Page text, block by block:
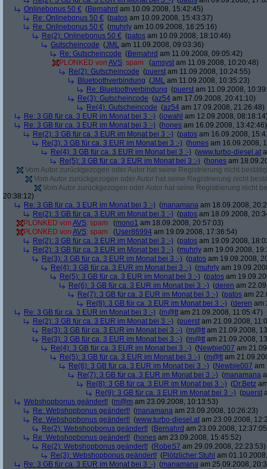
Onlinebonus 50 € (Bernahrd am 10.09.2008, 15:42:45)
Re: Onlinebonus 50 € (patos am 10.09.2008, 15:43:37)
Re: Onlinebonus 50 € (muhrly am 10.09.2008, 16:25:16)
Re(2): Onlinebonus 50 € (patos am 10.09.2008, 18:10:46)
Gutscheincode (JML am 11.09.2008, 09:03:36)
Re: Gutscheincode (Bernahrd am 11.09.2008, 09:05:42)
PLONKED von AVS: spam (amsyst am 11.09.2008, 10:20:48)
Re(2): Gutscheincode (puerst am 11.09.2008, 10:24:55)
Bluetoothverbindung (JML am 11.09.2008, 10:35:23)
Re: Bluetoothverbindung (puerst am 11.09.2008,
Re(3): Gutscheincode (az54 am 17.09.2008, 20:41:10)
Re(4): Gutscheincode (az54 am 17.09.2008, 21:26:48)
Re: 3 GB für ca. 3 EUR im Monat bei 3 :-) (jowahl am 12.09.2008,
Re: 3 GB für ca. 3 EUR im Monat bei 3 :-) (hones am 16.09.2008, 13:42:46)
Re(2): 3 GB für ca. 3 EUR im Monat bei 3 :-) (patos am 16.09.2008,
Re(3): 3 GB für ca. 3 EUR im Monat bei 3 :-) (hones am 16.09.2008,
Re(4): 3 GB für ca. 3 EUR im Monat bei 3 :-) (www.turbo-diesel.at
Re(5): 3 GB für ca. 3 EUR im Monat bei 3 :-) (hones am
Vom Autor zurückgezogen oder Autor hat seine Registrierung nicht
Vom Autor zurückgezogen oder Autor hat seine Registrierung nicht
Vom Autor zurückgezogen oder Autor hat seine Registrierung nicht
20:38:12)
Re: 3 GB für ca. 3 EUR im Monat bei 3 :-) (manamana am 18.09.2008,
Re(2): 3 GB für ca. 3 EUR im Monat bei 3 :-) (patos am 18.09.2008,
PLONKED von AVS: spam (mono1 am 18.09.2008, 20:57:03)
PLONKED von AVS: spam (User86994 am 19.09.2008, 17:36:54)
Re(2): 3 GB für ca. 3 EUR im Monat bei 3 :-) (patos am 19.09.2008,
Re(2): 3 GB für ca. 3 EUR im Monat bei 3 :-) (muhrly am 19.09.2008,
Re(3): 3 GB für ca. 3 EUR im Monat bei 3 :-) (patos am 19.09.2008,
Re(4): 3 GB für ca. 3 EUR im Monat bei 3 :-) (muhrly am
Re(5): 3 GB für ca. 3 EUR im Monat bei 3 :-) (patos am
Re(6): 3 GB für ca. 3 EUR im Monat bei 3 :-) (deren am
Re(7): 3 GB für ca. 3 EUR im Monat bei 3 :-) (patos am
Re(8): 3 GB für ca. 3 EUR im Monat bei 3 :-) (deren am
Re: 3 GB für ca. 3 EUR im Monat bei 3 :-) (m@tt am 21.09.2008, 11:05:47)
Re(2): 3 GB für ca. 3 EUR im Monat bei 3 :-) (puerst am 21.09.2008,
Re(3): 3 GB für ca. 3 EUR im Monat bei 3 :-) (m@tt am 21.09.2008,
Re(3): 3 GB für ca. 3 EUR im Monat bei 3 :-) (m@tt am 21.09.2008,
Re(4): 3 GB für ca. 3 EUR im Monat bei 3 :-) (Newbie007 am
Re(5): 3 GB für ca. 3 EUR im Monat bei 3 :-) (m@tt am
Re(6): 3 GB für ca. 3 EUR im Monat bei 3 :-) (Newbie007 am
Re(7): 3 GB für ca. 3 EUR im Monat bei 3 :-) (manamana
Re(8): 3 GB für ca. 3 EUR im Monat bei 3 :-) (Dr.Betz
Re(9): 3 GB für ca. 3 EUR im Monat bei 3 :-) (puerst
Webshopbonus geändert! (m@m am 23.09.2008, 10:13:53)
Re: Webshopbonus geändert! (manamana am 23.09.2008, 10:26:23)
Re: Webshopbonus geändert! (www.turbo-diesel.at am 23.09.2008,
Re(2): Webshopbonus geändert! (Bernahrd am 23.09.2008,
Re: Webshopbonus geändert! (hones am 23.09.2008, 15:45:52)
Re(2): Webshopbonus geändert! (RobeS7 am 29.09.2008, 22:23:53)
Re(3): Webshopbonus geändert! (Plötzlicher Stuhl am
Re: 3 GB für ca. 3 EUR im Monat bei 3 :-) (manamana am 25.09.2008,